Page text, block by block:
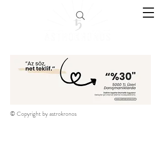
© Copyright by astrokronos